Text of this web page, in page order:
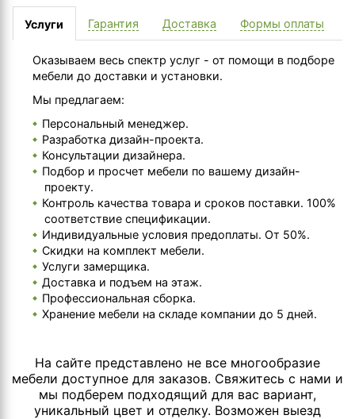
Услуги
Оказываем весь спектр услуг - от помощи в подборе
мебели до доставки и установки.
Мы предлагаем:
Персональный менеджер.
Разработка дизайн-проекта.
Консультации дизайнера.
Подбор и просчет мебели по вашему дизайн-
проекту.
Контроль качества товара и сроков поставки. 100%
соответствие спецификации.
Индивидуальные условия предоплаты. От 50%.
Скидки на комплект мебели.
Услуги замерщика.
Доставка и подъем на этаж.
Профессиональная сборка.
Хранение мебели на складе компании до 5 дней.
Гарантия Доставка Формы оплаты
На сайте представлено не все многообразие
мебели доступное для заказов. Свяжитесь с нами и
мы подберем подходящий для вас вариант,
уникальный цвет и отделку. Возможен выезд